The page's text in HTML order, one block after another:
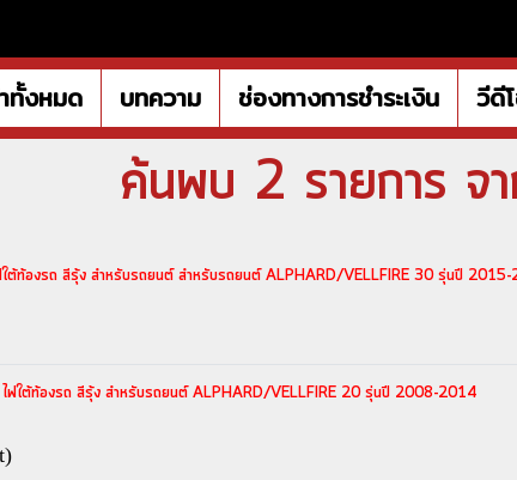
ทั้งหมด บทความ ช่องทางการชำระเงิน วีดี
ค้นพบ 2 รายการ จ
ใต้ท้องรถ สีรุ้ง สำหรับรถยนต์ สำหรับรถยนต์ ALPHARD/VELLFIRE 30 รุ่นปี
ไฟใต้ท้องรถ สีรุ้ง สำหรับรถยนต์ ALPHARD/VELLFIRE 20 รุ่นปี 2008-2014